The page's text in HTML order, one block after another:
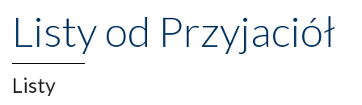
wznoszono na chwałę Bożą, na przykład – w podzięce za
Opatrznościową pomoc w wygranej bitwie o
niepodległość kraju. Zachwyt budziła potężna, a zarazem
misterna architektura tych monumentalnych dzieł,
wspaniałe zdobienia, dbałość ich twórców o detale,
Listy od Przyjaciół
Listy